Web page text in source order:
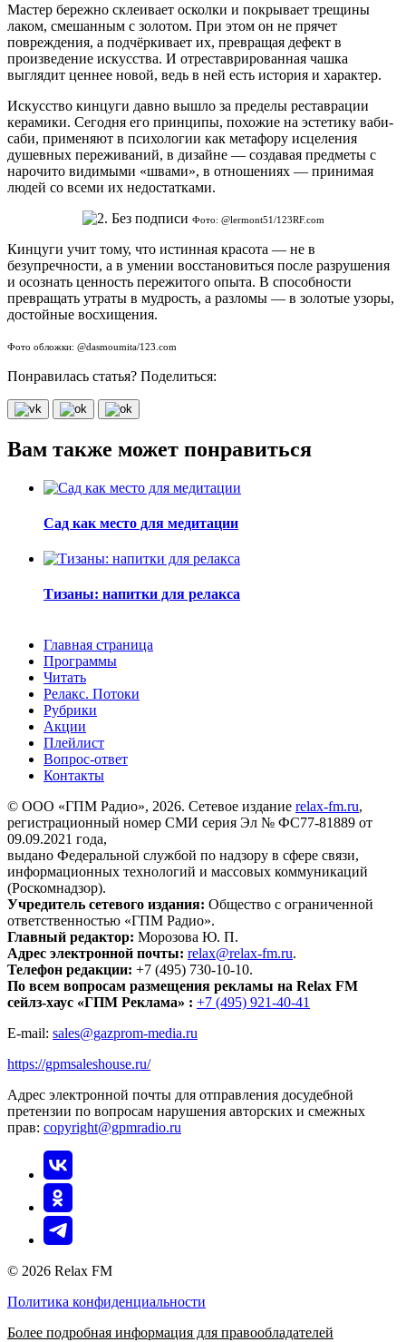
Мастер бережно склеивает осколки и покрывает трещины
лаком, смешанным с золотом. При этом он не прячет
повреждения, а подчёркивает их, превращая дефект в
произведение искусства. И отреставрированная чашка
выглядит ценнее новой, ведь в ней есть история и характер.
Искусство кинцуги давно вышло за пределы реставрации
керамики. Сегодня его принципы, похожие на эстетику ваби-
саби, применяют в психологии как метафору исцеления
душевных переживаний, в дизайне — создавая предметы с
нарочито видимыми «швами», в отношениях — принимая
людей со всеми их недостатками.
Фото: @lermont51/123RF.com
Кинцуги учит тому, что истинная красота — не в
безупречности, а в умении восстановиться после разрушения
и осознать ценность пережитого опыта. В способности
превращать утраты в мудрость, а разломы — в золотые узоры,
достойные восхищения.
Фото обложки: @dasmoumita/123.com
Понравилась статья? Поделиться:
Вам также может понравиться
Сад как место для медитации
Тизаны: напитки для релакса
Главная страница
Программы
Читать
Релакс. Потоки
Рубрики
Акции
Плейлист
Вопрос-ответ
Контакты
© ООО «ГПМ Радио», 2026. Сетевое издание relax-fm.ru,
регистрационный номер СМИ серия Эл № ФС77-81889 от
09.09.2021 года,
выдано Федеральной службой по надзору в сфере связи,
информационных технологий и массовых коммуникаций
(Роскомнадзор).
Учредитель сетевого издания: Общество с ограниченной
ответственностью «ГПМ Радио».
Главный редактор: Морозова Ю. П.
Адрес электронной почты: relax@relax-fm.ru.
Телефон редакции: +7 (495) 730-10-10.
По всем вопросам размещения рекламы на Relax FM
сейлз-хаус «ГПМ Реклама» : +7 (495) 921-40-41
E-mail: sales@gazprom-media.ru
https://gpmsaleshouse.ru/
Адрес электронной почты для отправления досудебной
претензии по вопросам нарушения авторских и смежных
прав: copyright@gpmradio.ru
© 2026 Relax FM
Политика конфиденциальности
Более подробная информация для правообладателей